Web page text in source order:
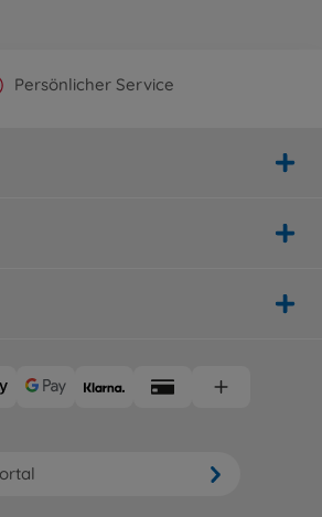
Hersteller Shop
Persönlicher Service
ab 25€
Schnelle Lieferung